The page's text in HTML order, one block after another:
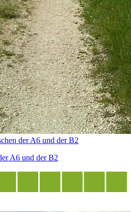
der A6 und der B2
A6 und der B2